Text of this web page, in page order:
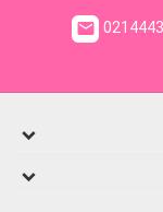
email